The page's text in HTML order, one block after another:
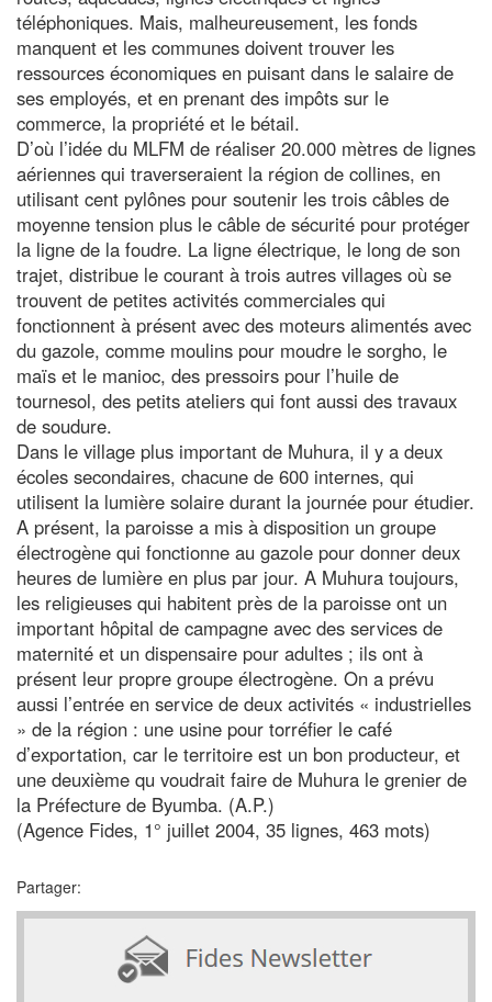
téléphoniques. Mais, malheureusement, les fonds
manquent et les communes doivent trouver les
ressources économiques en puisant dans le salaire de
ses employés, et en prenant des impôts sur le
commerce, la propriété et le bétail.
D’où l’idée du MLFM de réaliser 20.000 mètres de lignes
aériennes qui traverseraient la région de collines, en
utilisant cent pylônes pour soutenir les trois câbles de
moyenne tension plus le câble de sécurité pour protéger
la ligne de la foudre. La ligne électrique, le long de son
trajet, distribue le courant à trois autres villages où se
trouvent de petites activités commerciales qui
fonctionnent à présent avec des moteurs alimentés avec
du gazole, comme moulins pour moudre le sorgho, le
maïs et le manioc, des pressoirs pour l’huile de
tournesol, des petits ateliers qui font aussi des travaux
de soudure.
Dans le village plus important de Muhura, il y a deux
écoles secondaires, chacune de 600 internes, qui
utilisent la lumière solaire durant la journée pour étudier.
A présent, la paroisse a mis à disposition un groupe
électrogène qui fonctionne au gazole pour donner deux
heures de lumière en plus par jour. A Muhura toujours,
les religieuses qui habitent près de la paroisse ont un
important hôpital de campagne avec des services de
maternité et un dispensaire pour adultes ; ils ont à
présent leur propre groupe électrogène. On a prévu
aussi l’entrée en service de deux activités « industrielles
» de la région : une usine pour torréfier le café
d’exportation, car le territoire est un bon producteur, et
une deuxième qu voudrait faire de Muhura le grenier de
la Préfecture de Byumba. (A.P.)
(Agence Fides, 1° juillet 2004, 35 lignes, 463 mots)
Partager: